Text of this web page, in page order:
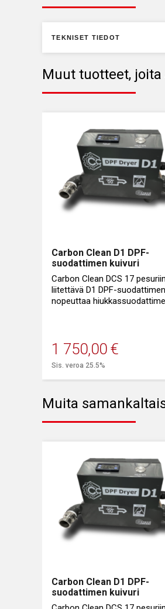
TEKNISET TIEDOT
Muut tuotteet,
Carbon Clean D1 DPF-
suodattimen kuivuri
Carbon Clean DCS 17 pesuriin
liitettävä D1 DPF-
nopeuttaa
1 750,00 €
Sis. veroa 25.5%
Muita
Carbon Clean D1 DPF-
suodattimen kuivuri